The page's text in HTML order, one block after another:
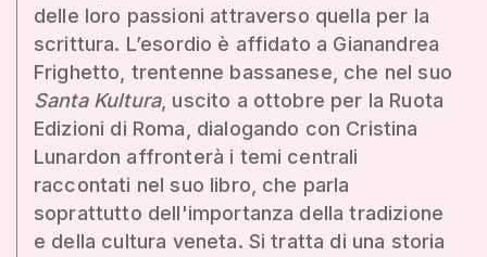
delle loro passioni attraverso quella per la
scrittura. L’esordio è affidato a Gianandrea
Frighetto, trentenne bassanese, che nel suo
Santa Kultura, uscito a ottobre per la Ruota
Edizioni di Roma, dialogando con Cristina
Lunardon affronterà i temi centrali
raccontati nel suo libro, che parla
soprattutto dell'importanza della tradizione
e della cultura veneta. Si tratta di una storia